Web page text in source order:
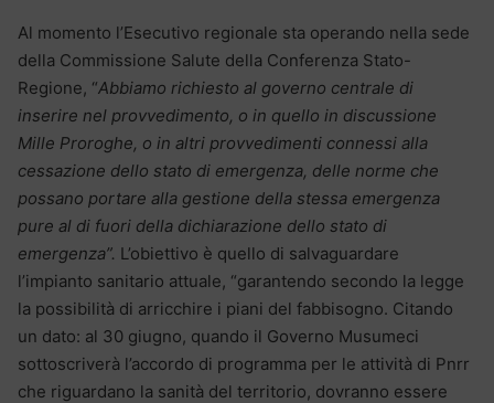
Al momento l’Esecutivo regionale sta operando nella sede
della Commissione Salute della Conferenza Stato-
Regione, “Abbiamo richiesto al governo centrale di
inserire nel provvedimento, o in quello in discussione
Mille Proroghe, o in altri provvedimenti connessi alla
cessazione dello stato di emergenza, delle norme che
possano portare alla gestione della stessa emergenza
pure al di fuori della dichiarazione dello stato di
emergenza”. L’obiettivo è quello di salvaguardare
l’impianto sanitario attuale, “garantendo secondo la legge
la possibilità di arricchire i piani del fabbisogno. Citando
un dato: al 30 giugno, quando il Governo Musumeci
sottoscriverà l’accordo di programma per le attività di Pnrr
che riguardano la sanità del territorio, dovranno essere